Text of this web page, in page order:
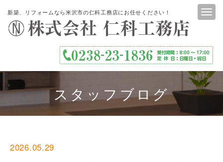
新築、リフォームなら米沢市の仁科工務店にお任せください！
スタッフブログ
2026.05.29